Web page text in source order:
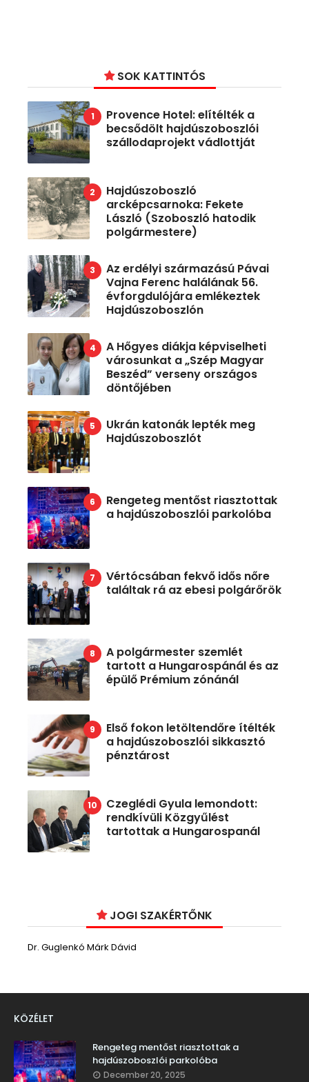
SOK KATTINTÓS
Provence Hotel: elítélték a
becsődölt hajdúszoboszlói
szállodaprojekt vádlottját
Hajdúszoboszló
arcképcsarnoka: Fekete
László (Szoboszló hatodik
polgármestere)
Az erdélyi származású Pávai
Vajna Ferenc halálának 56.
évforgdulójára emlékeztek
Hajdúszoboszlón
A Hőgyes diákja képviselheti
városunkat a „Szép Magyar
Beszéd” verseny országos
döntőjében
Ukrán katonák lepték meg
Hajdúszoboszlót
Rengeteg mentőst riasztottak
a hajdúszoboszlói parkolóba
Vértócsában fekvő idős nőre
találtak rá az ebesi polgárőrök
A polgármester szemlét
tartott a Hungarospánál és az
épülő Prémium zónánál
Első fokon letöltendőre ítélték
a hajdúszoboszlói sikkasztó
pénztárost
Czeglédi Gyula lemondott:
rendkívüli Közgyűlést
tartottak a Hungarospanál
JOGI SZAKÉRTŐNK
Dr. Guglenkó Márk Dávid
KÖZÉLET
Rengeteg mentőst riasztottak a
hajdúszoboszlói parkolóba
December 20, 2025